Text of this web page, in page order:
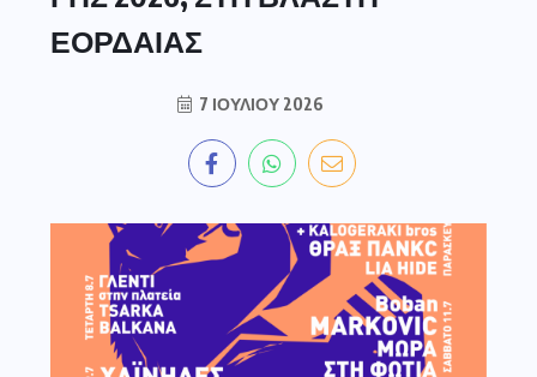
ΕΟΡΔΑΙΑΣ
7 ΙΟΥΛΊΟΥ 2026